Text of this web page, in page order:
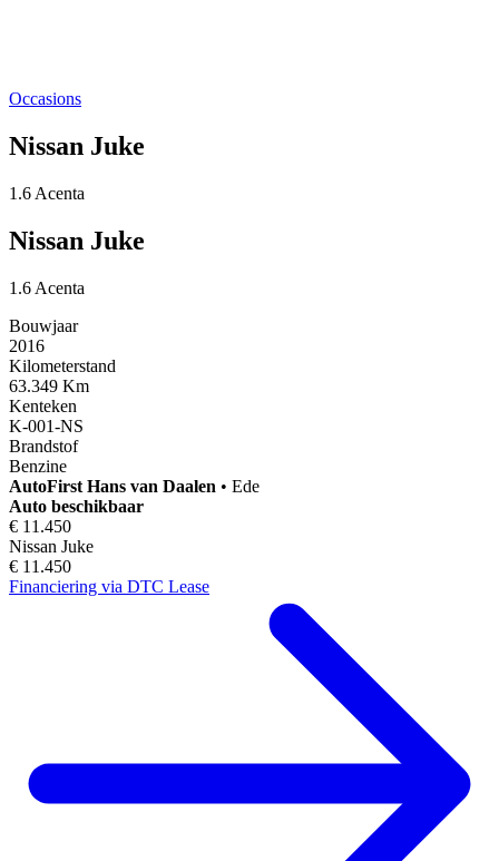
Occasions
Nissan Juke
1.6 Acenta
Nissan Juke
1.6 Acenta
Bouwjaar
2016
Kilometerstand
63.349 Km
Kenteken
K-001-NS
Brandstof
Benzine
AutoFirst Hans van Daalen • Ede
Auto beschikbaar
€ 11.450
Nissan Juke
€ 11.450
Financiering via DTC Lease